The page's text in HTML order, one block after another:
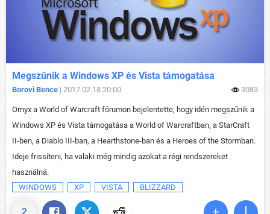
2
Megszűnik a Windows XP és Vista támogatása
Borovi Bence | 2017.02.18 20:00 3083
Ornyx a World of Warcraft fórumon bejelentette, hogy idén megszűnik a
Windows XP és Vista támogatása a World of Warcraftban, a StarCraft
II-ben, a Diablo III-ban, a Hearthstone-ban és a Heroes of the Stormban.
Ideje frissíteni, ha valaki még mindig azokat a régi rendszereket
használná.
WINDOWS
XP VISTA BLIZZARD